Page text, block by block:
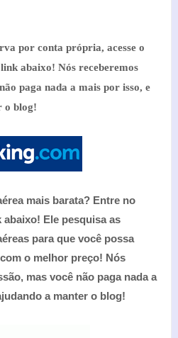
por conta própria, acesse o
abaixo! Nós receberemos
paga nada a mais por isso, e
o blog!
mais barata? Entre no
Ele pesquisa as
para que você possa
o melhor preço! Nós
mas você não paga nada a
a manter o blog!